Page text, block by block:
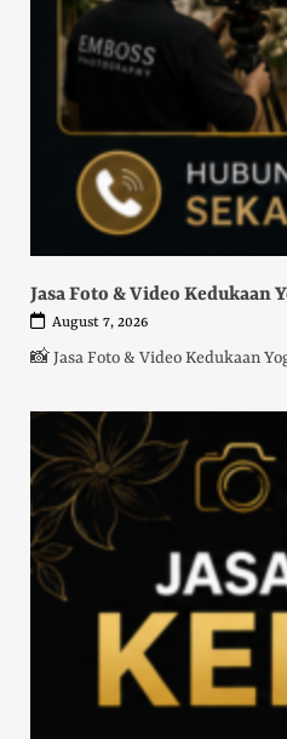
Jasa Foto & Video Kedukaan
August 7, 2026
📸 Jasa Foto & Video Kedukaan